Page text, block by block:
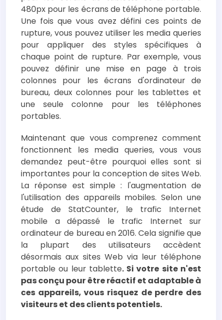
480px pour les écrans de téléphone portable.
Une fois que vous avez défini ces points de
rupture, vous pouvez utiliser les media queries
pour appliquer des styles spécifiques à
chaque point de rupture. Par exemple, vous
pouvez définir une mise en page à trois
colonnes pour les écrans d'ordinateur de
bureau, deux colonnes pour les tablettes et
une seule colonne pour les téléphones
portables.
Maintenant que vous comprenez comment
fonctionnent les media queries, vous vous
demandez peut-être pourquoi elles sont si
importantes pour la conception de sites Web.
La réponse est simple : l'augmentation de
l'utilisation des appareils mobiles. Selon une
étude de StatCounter, le trafic Internet
mobile a dépassé le trafic Internet sur
ordinateur de bureau en 2016. Cela signifie que
la plupart des utilisateurs accèdent
désormais aux sites Web via leur téléphone
portable ou leur tablette. Si votre site n'est
pas conçu pour être réactif et adaptable à
ces appareils, vous risquez de perdre des
visiteurs et des clients potentiels.